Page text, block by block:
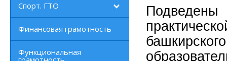
Спорт. ГТО
Финансовая грамотность
Функциональная